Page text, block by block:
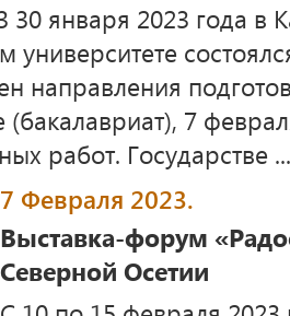
30 января 2023 года в
университете
направления
(бакалавриат), 7
работ. Государстве ...
7 Февраля 2023.
Выставка-форум
Северной Осетии